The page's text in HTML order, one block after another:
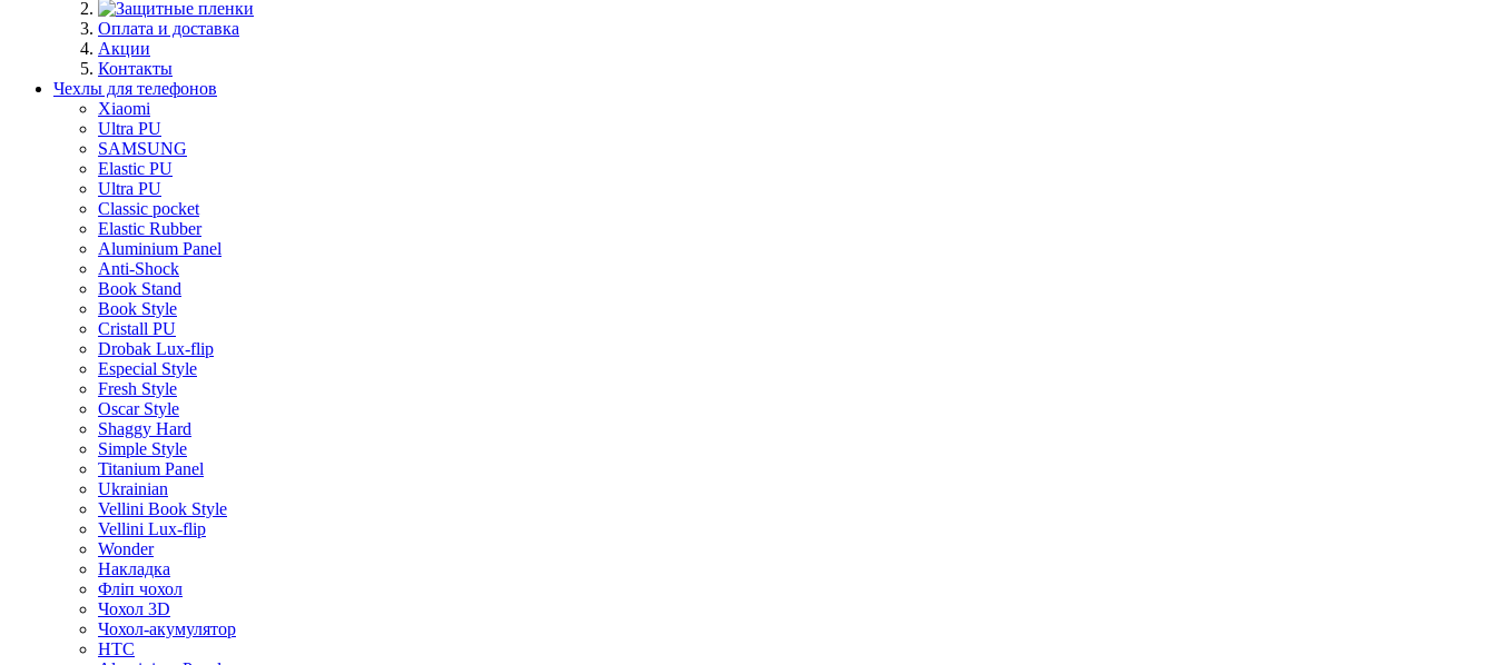
Оплата и доставка
Акции
Контакты
Чехлы для телефонов
Xiaomi
Ultra PU
SAMSUNG
Elastic PU
Ultra PU
Classic pocket
Elastic Rubber
Aluminium Panel
Anti-Shock
Book Stand
Book Style
Cristall PU
Drobak Lux-flip
Especial Style
Fresh Style
Oscar Style
Shaggy Hard
Simple Style
Titanium Panel
Ukrainian
Vellini Book Style
Vellini Lux-flip
Wonder
Накладка
Фліп чохол
Чохол 3D
Чохол-акумулятор
HTC